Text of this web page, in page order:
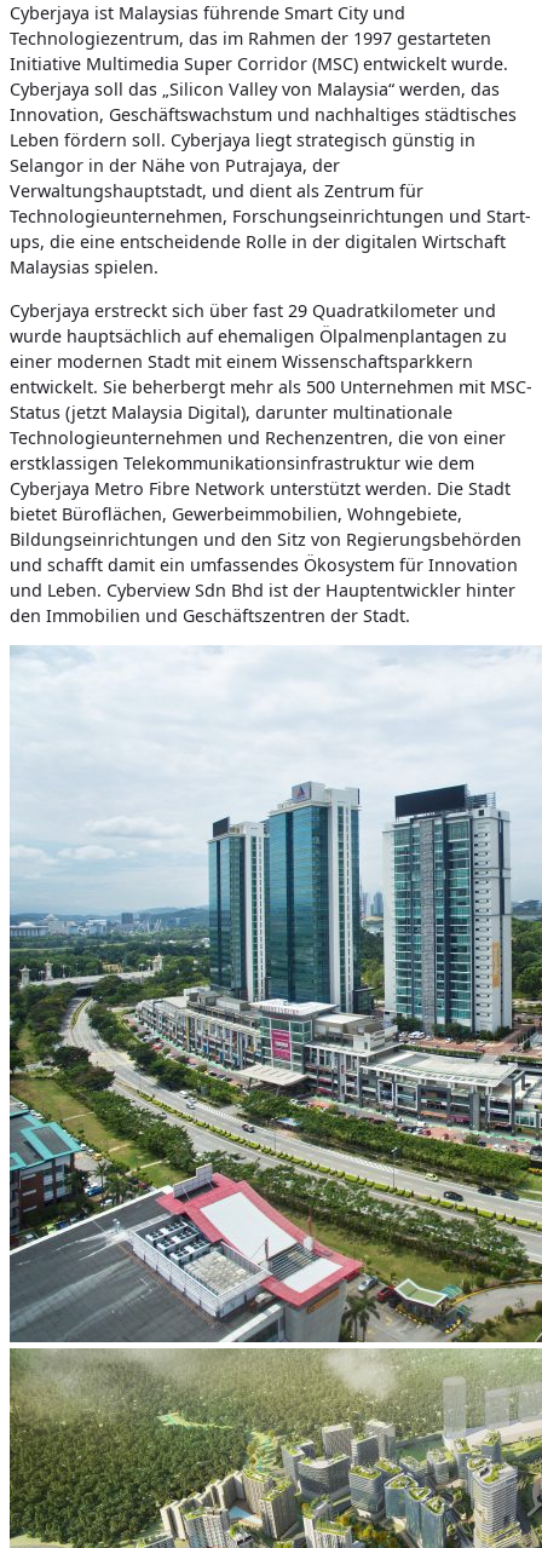
Cyberjaya ist Malaysias führende Smart City und
Technologiezentrum, das im Rahmen der 1997 gestarteten
Initiative Multimedia Super Corridor (MSC) entwickelt wurde.
Cyberjaya soll das „Silicon Valley von Malaysia“ werden, das
Innovation, Geschäftswachstum und nachhaltiges städtisches
Leben fördern soll. Cyberjaya liegt strategisch günstig in
Selangor in der Nähe von Putrajaya, der
Verwaltungshauptstadt, und dient als Zentrum für
Technologieunternehmen, Forschungseinrichtungen und Start-
ups, die eine entscheidende Rolle in der digitalen Wirtschaft
Malaysias spielen.
Cyberjaya erstreckt sich über fast 29 Quadratkilometer und
wurde hauptsächlich auf ehemaligen Ölpalmenplantagen zu
einer modernen Stadt mit einem Wissenschaftsparkkern
entwickelt. Sie beherbergt mehr als 500 Unternehmen mit MSC-
Status (jetzt Malaysia Digital), darunter multinationale
Technologieunternehmen und Rechenzentren, die von einer
erstklassigen Telekommunikationsinfrastruktur wie dem
Cyberjaya Metro Fibre Network unterstützt werden. Die Stadt
bietet Büroflächen, Gewerbeimmobilien, Wohngebiete,
Bildungseinrichtungen und den Sitz von Regierungsbehörden
und schafft damit ein umfassendes Ökosystem für Innovation
und Leben. Cyberview Sdn Bhd ist der Hauptentwickler hinter
den Immobilien und Geschäftszentren der Stadt.